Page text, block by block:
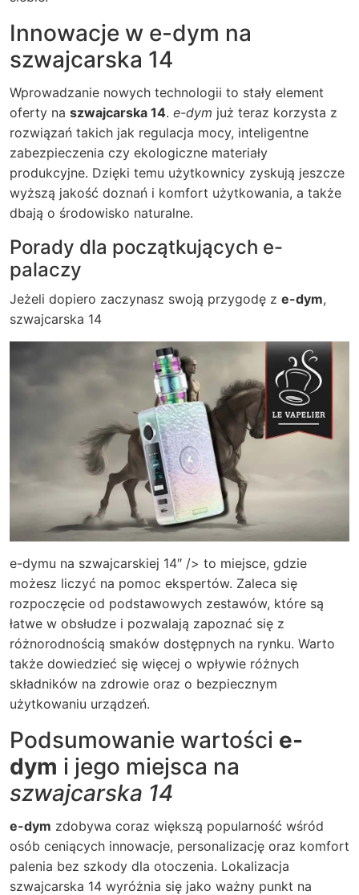
Innowacje w e-dym na
szwajcarska 14
Wprowadzanie nowych technologii to stały element
oferty na szwajcarska 14. e-dym już teraz korzysta z
rozwiązań takich jak regulacja mocy, inteligentne
zabezpieczenia czy ekologiczne materiały
produkcyjne. Dzięki temu użytkownicy zyskują jeszcze
wyższą jakość doznań i komfort użytkowania, a także
dbają o środowisko naturalne.
Porady dla początkujących e-
palaczy
Jeżeli dopiero zaczynasz swoją przygodę z e-dym,
szwajcarska 14
e-dymu na szwajcarskiej 14″ /> to miejsce, gdzie
możesz liczyć na pomoc ekspertów. Zaleca się
rozpoczęcie od podstawowych zestawów, które są
łatwe w obsłudze i pozwalają zapoznać się z
różnorodnością smaków dostępnych na rynku. Warto
także dowiedzieć się więcej o wpływie różnych
składników na zdrowie oraz o bezpiecznym
użytkowaniu urządzeń.
Podsumowanie wartości e-
dym i jego miejsca na
szwajcarska 14
e-dym zdobywa coraz większą popularność wśród
osób ceniących innowacje, personalizację oraz komfort
palenia bez szkody dla otoczenia. Lokalizacja
szwajcarska 14 wyróżnia się jako ważny punkt na